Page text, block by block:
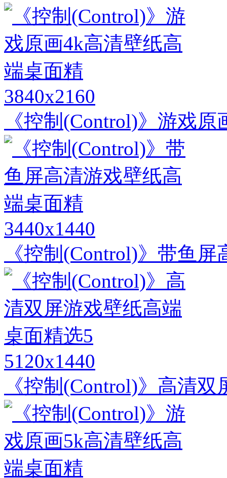
3840x2160
《控制(Control)》游戏
3440x1440
《控制(Control)》带鱼
5120x1440
《控制(Control)》高清